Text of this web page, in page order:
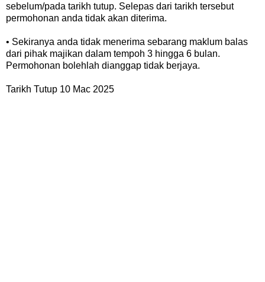
sebelum/pada tarikh tutup. Selepas dari tarikh tersebut
permohonan anda tidak akan diterima.
• Sekiranya anda tidak menerima sebarang maklum balas
dari pihak majikan dalam tempoh 3 hingga 6 bulan.
Permohonan bolehlah dianggap tidak berjaya.
Tarikh Tutup 10 Mac 2025